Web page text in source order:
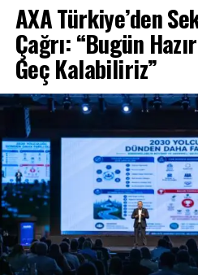
AXA Türkiye’den
Çağrı: “Bugün
Geç Kalabiliriz”